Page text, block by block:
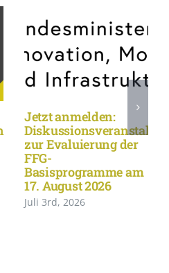
Jetzt anmelden:
zur Evaluierung der
FFG-
Basisprogramme am
17. August 2026
Juli 3rd, 2026